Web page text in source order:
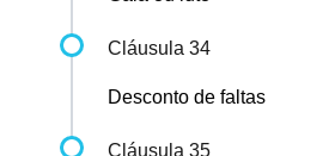
Cláusula 34
Desconto de faltas
Cláusula 35